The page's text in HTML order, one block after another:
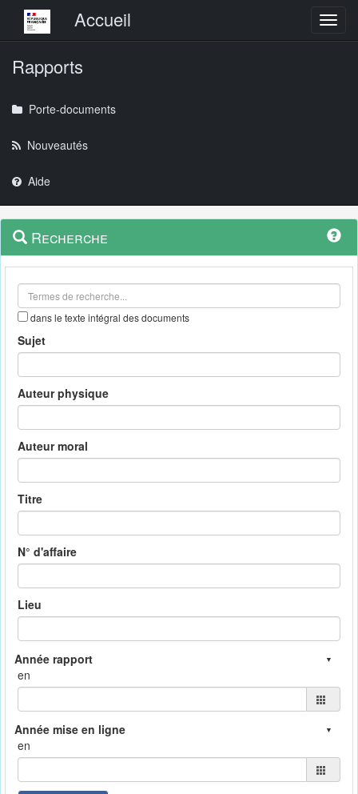
Menu principalAccueil
Rapports
Porte-documents
Nouveautés
Aide
Navigation
outils
Menu
contextuel
Recherche
dans le texte intégral des documents
Sujet
Auteur physique
Auteur moral
Titre
N° d'affaire
Lieu
en
en